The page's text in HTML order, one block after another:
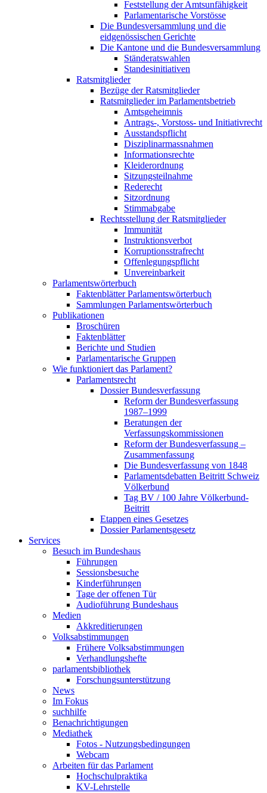
Feststellung der Amtsunfähigkeit
Parlamentarische Vorstösse
Die Bundesversammlung und die
eidgenössischen Gerichte
Die Kantone und die Bundesversammlung
Ständeratswahlen
Standesinitiativen
Ratsmitglieder
Bezüge der Ratsmitglieder
Ratsmitglieder im Parlamentsbetrieb
Amtsgeheimnis
Antrags-, Vorstoss- und Initiativrecht
Ausstandspflicht
Disziplinarmassnahmen
Informationsrechte
Kleiderordnung
Sitzungsteilnahme
Rederecht
Sitzordnung
Stimmabgabe
Rechtsstellung der Ratsmitglieder
Immunität
Instruktionsverbot
Korruptionsstrafrecht
Offenlegungspflicht
Unvereinbarkeit
Parlamentswörterbuch
Faktenblätter Parlamentswörterbuch
Sammlungen Parlamentswörterbuch
Publikationen
Broschüren
Faktenblätter
Berichte und Studien
Parlamentarische Gruppen
Wie funktioniert das Parlament?
Parlamentsrecht
Dossier Bundesverfassung
Reform der Bundesverfassung
1987–1999
Beratungen der
Verfassungskommissionen
Reform der Bundesverfassung –
Zusammenfassung
Die Bundesverfassung von 1848
Parlamentsdebatten Beitritt Schweiz
Völkerbund
Tag BV / 100 Jahre Völkerbund-
Beitritt
Etappen eines Gesetzes
Dossier Parlamentsgesetz
Services
Besuch im Bundeshaus
Führungen
Sessionsbesuche
Kinderführungen
Tage der offenen Tür
Audioführung Bundeshaus
Medien
Akkreditierungen
Volksabstimmungen
Frühere Volksabstimmungen
Verhandlungshefte
parlamentsbibliothek
Forschungsunterstützung
News
Im Fokus
suchhilfe
Benachrichtigungen
Mediathek
Fotos - Nutzungsbedingungen
Webcam
Arbeiten für das Parlament
Hochschulpraktika
KV-Lehrstelle